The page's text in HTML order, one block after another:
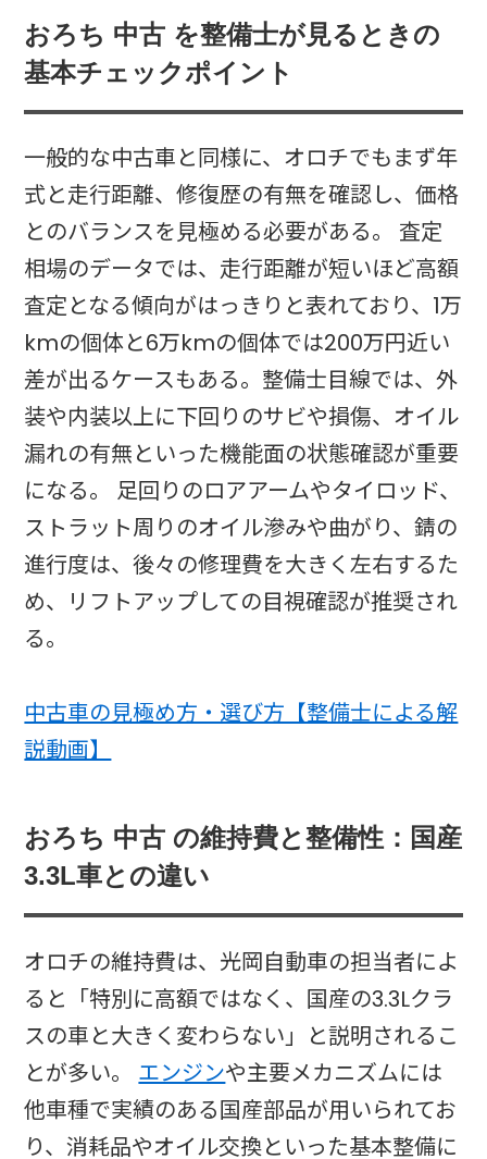
おろち 中古 を整備士が見るときの
基本チェックポイント
一般的な中古車と同様に、オロチでもまず年
式と走行距離、修復歴の有無を確認し、価格
とのバランスを見極める必要がある。 査定
相場のデータでは、走行距離が短いほど高額
査定となる傾向がはっきりと表れており、1万
kmの個体と6万kmの個体では200万円近い
差が出るケースもある。整備士目線では、外
装や内装以上に下回りのサビや損傷、オイル
漏れの有無といった機能面の状態確認が重要
になる。 足回りのロアアームやタイロッド、
ストラット周りのオイル滲みや曲がり、錆の
進行度は、後々の修理費を大きく左右するた
め、リフトアップしての目視確認が推奨され
る。
中古車の見極め方・選び方【整備士による解
説動画】
おろち 中古 の維持費と整備性：国産
3.3L車との違い
オロチの維持費は、光岡自動車の担当者によ
ると「特別に高額ではなく、国産の3.3Lクラ
スの車と大きく変わらない」と説明されるこ
とが多い。 エンジンや主要メカニズムには
他車種で実績のある国産部品が用いられてお
り、消耗品やオイル交換といった基本整備に